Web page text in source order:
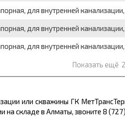
для внутренней
для внутренней
для внутренней
Показать ещё
или скважины ГК
на складе в Алматы, звоните 8